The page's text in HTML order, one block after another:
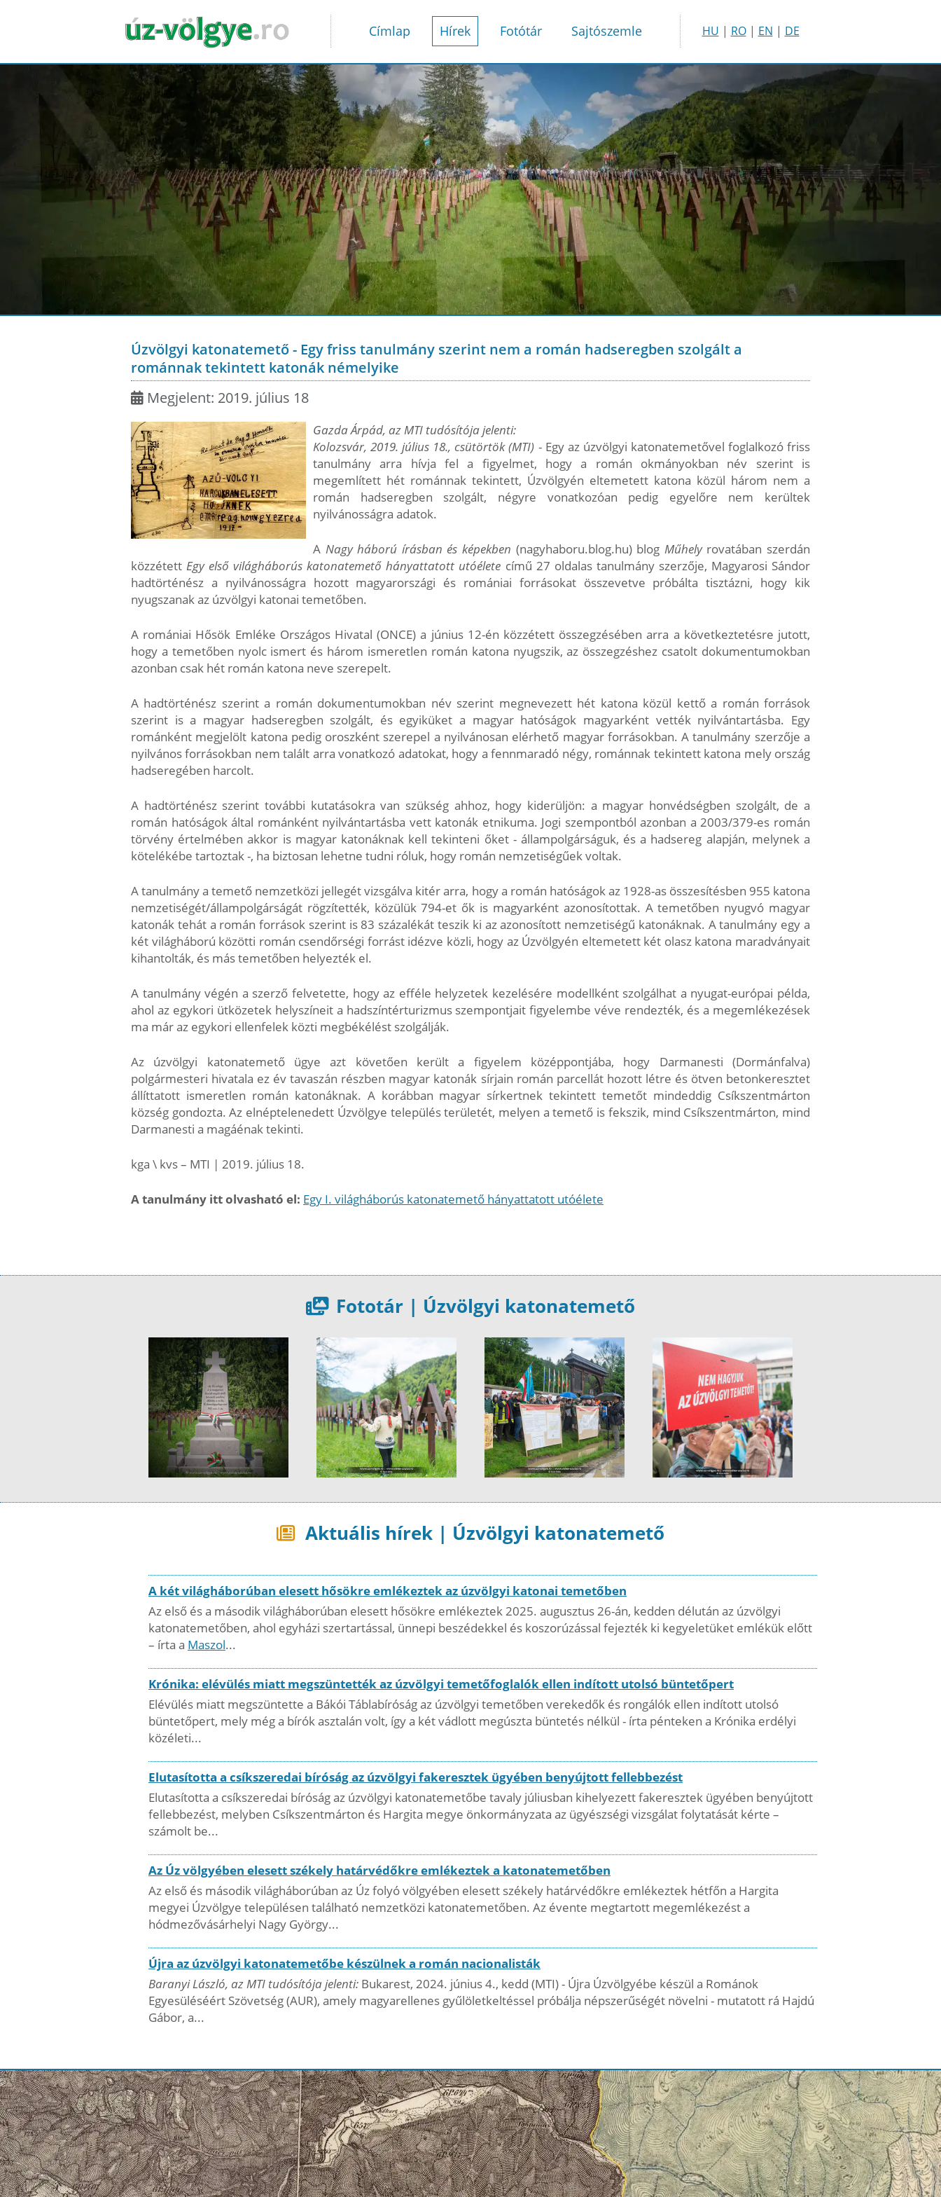
Címlap Hírek Fotótár Sajtószemle HU | RO| EN | DE
Úzvölgyi katonatemető - Egy friss tanulmány szerint nem a román hadseregben szolgált a
románnak tekintett katonák némelyike
Megjelent: 2019. július 18
Gazda Árpád, az MTI tudósítója jelenti:
Kolozsvár, 2019. július 18., csütörtök (MTI) - Egy az úzvölgyi katonatemetővel foglalkozó friss
tanulmány arra hívja fel a figyelmet, hogy a román okmányokban név szerint is
megemlített hét románnak tekintett, Úzvölgyén eltemetett katona közül három nem a
román hadseregben szolgált, négyre vonatkozóan pedig egyelőre nem kerültek
nyilvánosságra adatok.
A Nagy háború írásban és képekben (nagyhaboru.blog.hu) blog Műhelyrovatában szerdán
közzétettEgy első világháborús katonatemető hányattatott utóélete című 27 oldalas tanulmány szerzője, Magyarosi Sándor
hadtörténész a nyilvánosságra hozott magyarországi és romániai forrásokat összevetve próbálta tisztázni, hogy kik
nyugszanak az úzvölgyi katonai temetőben.
A romániai Hősök Emléke Országos Hivatal (ONCE) a június 12-én közzétett összegzésében arra a következtetésre jutott,
hogy a temetőben nyolc ismert és három ismeretlen román katona nyugszik, az összegzéshez csatolt dokumentumokban
azonban csak hét román katona neve szerepelt.
A hadtörténész szerint a román dokumentumokban név szerint megnevezett hét katona közül kettő a román források
szerint is a magyar hadseregben szolgált, és egyiküket a magyar hatóságok magyarként vették nyilvántartásba. Egy
románként megjelölt katona pedig oroszként szerepel a nyilvánosan elérhető magyar forrásokban. A tanulmány szerzője a
nyilvános forrásokban nem talált arra vonatkozó adatokat, hogy a fennmaradó négy, románnak tekintett katona mely ország
hadseregében harcolt.
A hadtörténész szerint további kutatásokra van szükség ahhoz, hogy kiderüljön: a magyar honvédségben szolgált, de a
román hatóságok által románként nyilvántartásba vett katonák etnikuma. Jogi szempontból azonban a 2003/379-es román
törvény értelmében akkor is magyar katonáknak kell tekinteni őket - állampolgárságuk, és a hadsereg alapján, melynek a
kötelékébe tartoztak -, ha biztosan lehetne tudni róluk, hogy román nemzetiségűek voltak.
A tanulmány a temető nemzetközi jellegét vizsgálva kitér arra, hogy a román hatóságok az 1928-as összesítésben 955 katona
nemzetiségét/állampolgárságát rögzítették, közülük 794-et ők is magyarként azonosítottak. A temetőben nyugvó magyar
katonák tehát a román források szerint is 83 százalékát teszik ki az azonosított nemzetiségű katonáknak. A tanulmány egy a
két világháború közötti román csendőrségi forrást idézve közli, hogy az Úzvölgyén eltemetett két olasz katona maradványait
kihantolták, és más temetőben helyezték el.
A tanulmány végén a szerző felvetette, hogy az efféle helyzetek kezelésére modellként szolgálhat a nyugat-európai példa,
ahol az egykori ütközetek helyszíneit a hadszíntérturizmus szempontjait figyelembe véve rendezték, és a megemlékezések
ma már az egykori ellenfelek közti megbékélést szolgálják.
Az úzvölgyi katonatemető ügye azt követően került a figyelem középpontjába, hogy Darmanesti (Dormánfalva)
polgármesteri hivatala ez év tavaszán részben magyar katonák sírjain román parcellát hozott létre és ötven betonkeresztet
állíttatott ismeretlen román katonáknak. A korábban magyar sírkertnek tekintett temetőt mindeddig Csíkszentmárton
község gondozta. Az elnéptelenedett Úzvölgye település területét, melyen a temető is fekszik, mind Csíkszentmárton, mind
Darmanesti a magáénak tekinti.
kga \ kvs – MTI | 2019. július 18.
A tanulmány itt olvasható el: Egy I. világháborús katonatemető hányattatott utóélete
Fototár | Úzvölgyi katonatemető
Aktuális hírek | Úzvölgyi katonatemető
A két világháborúban elesett hősökre emlékeztek az úzvölgyi katonai temetőben
Az első és a második világháborúban elesett hősökre emlékeztek 2025. augusztus 26-án, kedden délután az úzvölgyi
katonatemetőben, ahol egyházi szertartással, ünnepi beszédekkel és koszorúzással fejezték ki kegyeletüket emlékük előtt
– írta a Maszol...
Krónika: elévülés miatt megszüntették az úzvölgyi temetőfoglalók ellen indított utolsó büntetőpert
Elévülés miatt megszüntette a Bákói Táblabíróság az úzvölgyi temetőben verekedők és rongálók ellen indított utolsó
büntetőpert, mely még a bírók asztalán volt, így a két vádlott megúszta büntetés nélkül - írta pénteken a Krónika erdélyi
közéleti...
Elutasította a csíkszeredai bíróság az úzvölgyi fakeresztek ügyében benyújtott fellebbezést
Elutasította a csíkszeredai bíróság az úzvölgyi katonatemetőbe tavaly júliusban kihelyezett fakeresztek ügyében benyújtott
fellebbezést, melyben Csíkszentmárton és Hargita megye önkormányzata az ügyészségi vizsgálat folytatását kérte –
számolt be...
Az Úz völgyében elesett székely határvédőkre emlékeztek a katonatemetőben
Az első és második világháborúban az Úz folyó völgyében elesett székely határvédőkre emlékeztek hétfőn a Hargita
megyei Úzvölgye településen található nemzetközi katonatemetőben. Az évente megtartott megemlékezést a
hódmezővásárhelyi Nagy György...
Újra az úzvölgyi katonatemetőbe készülnek a román nacionalisták
Baranyi László, az MTI tudósítója jelenti: Bukarest, 2024. június 4., kedd (MTI) - Újra Úzvölgyébe készül a Románok
Egyesüléséért Szövetség (AUR), amely magyarellenes gyűlöletkeltéssel próbálja népszerűségét növelni - mutatott rá Hajdú
Gábor, a...